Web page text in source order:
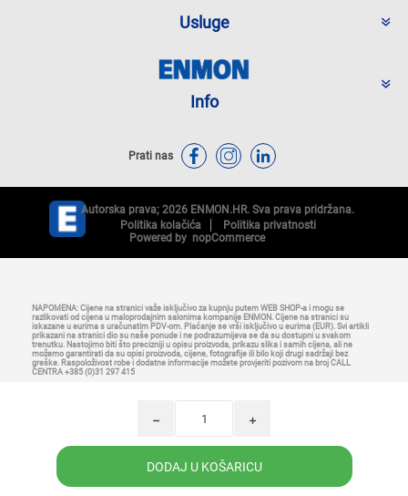
i
h
Usluge
Info
Prati nas
Autorska prava; 2026 ENMON.HR. Sva prava pridržana.
Politika kolačića
Politika privatnosti
Powered by nopCommerce
NAPOMENA: Cijene na stranici važe isključivo za kupnju putem WEB SHOP-a i mogu se
razlikovati od cijena u maloprodajnim salonima kompanije ENMON. Cijene na stranici su
iskazane u eurima s uračunatim PDV-om. Plaćanje se vrši isključivo u eurima (EUR). Svi artikli
prikazani na stranici dio su naše ponude i ne podrazumijeva se da su dostupni u svakom
trenutku. Nastojimo biti što precizniji u opisu proizvoda, prikazu slika i samih cijena, ali ne
možemo garantirati da su opisi proizvoda, cijene, fotografije ili bilo koji drugi sadržaji bez
greške. Raspoloživost robe i dodatne informacije možete provjeriti pozivom na broj CALL
CENTRA +385 (0)31 297 415